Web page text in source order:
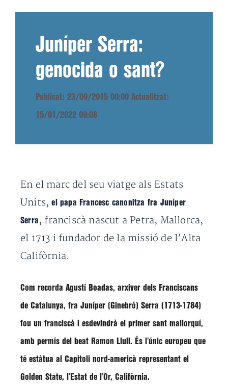
Juníper Serra:
genocida o sant?
Publicat: 23/09/2015 00:00 Actualitzat:
15/01/2022 09:08
En el marc del seu viatge als Estats
Units,el papa Francesc canonitza fra Juníper
Serra , franciscà nascut a Petra, Mallorca,
el 1713 i fundador de la missió de l’Alta
Califòrnia.
Com recorda Agustí Boadas, arxiver dels Franciscans
de Catalunya, fra Juníper (Ginebró) Serra (1713-1784)
fou un franciscà i esdevindrà el primer sant mallorquí,
amb permís del beat Ramon Llull . És l’únic europeu que
té estàtua al Capitoli nord-americà representant el
Golden State, l’Estat de l’Or, Califòrnia.